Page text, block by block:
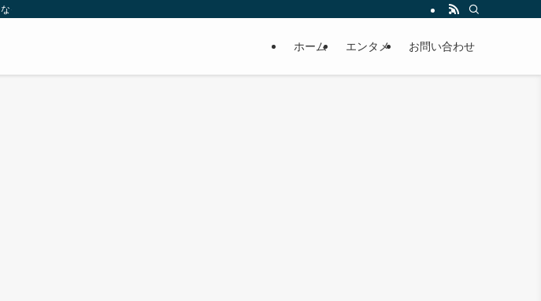
っていってください。
ホーム エンタメ お問い合わせ